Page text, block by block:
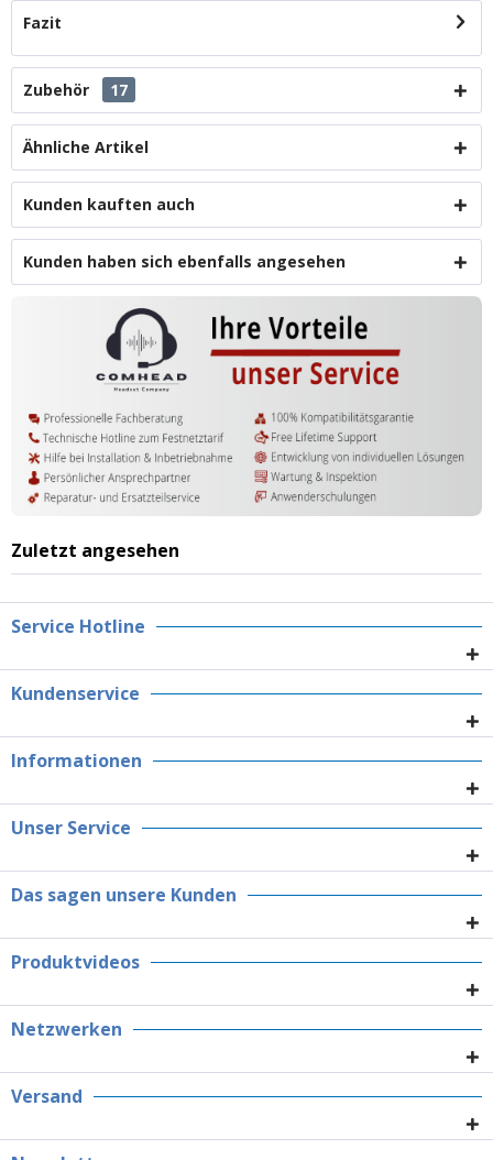
Fazit
Zubehör 17
Ähnliche Artikel
Kunden kauften auch
Kunden haben sich ebenfalls angesehen
Zuletzt angesehen
Service Hotline
Kundenservice
Informationen
Unser Service
Das sagen unsere Kunden
Produktvideos
Netzwerken
Versand